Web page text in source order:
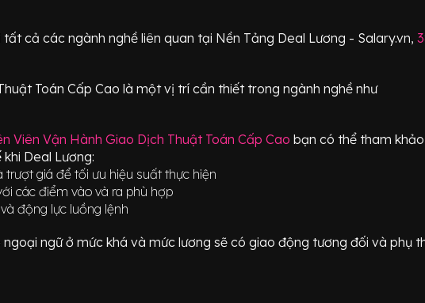
cả các ngành nghề liên quan tại Nền Tảng Deal Lương - Salary.vn,
Toán Cấp Cao là một vị trí cần thiết trong ngành nghề như
Viên Vận Hành Giao Dịch Thuật Toán Cấp Cao bạn có thể tham
Deal Lương:
giá để tối ưu hiệu suất thực hiện
các điểm vào và ra phù hợp
động lực luồng lệnh
ngoại ngữ ở mức khá và mức lương sẽ có giao động tương đối và phụ